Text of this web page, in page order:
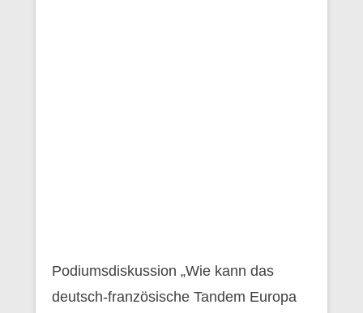
Podiumsdiskussion „Wie kann das
deutsch-französische Tandem Europa